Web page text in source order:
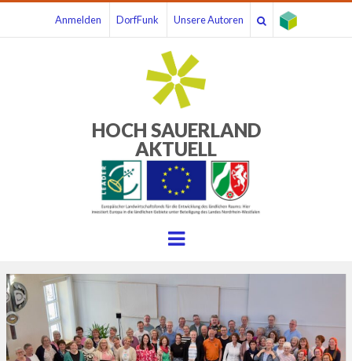
Anmelden DorfFunk Unsere Autoren
HOCH SAUERLAND
AKTUELL
Menu